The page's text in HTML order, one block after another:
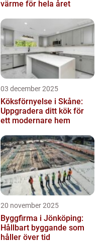
värme för hela året
03 december 2025
Köksförnyelse i Skåne:
Uppgradera ditt kök för
ett modernare hem
20 november 2025
Byggfirma i Jönköping:
Hållbart byggande som
håller över tid